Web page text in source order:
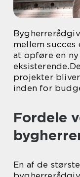
mellem
at opføre en
projekter
inden for
Fordele
En af de